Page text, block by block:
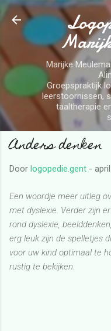
Marijke
Groepspraktijk
leerstoornissen,
taaltherapie
Anders denken
Door logopedie.gent -
Een woordje meer uitleg
met dyslexie. Verder zijn
rond dyslexie,
erg leuk zijn de spelletjes
voor uw kind optimaal te
rustig te bekijken.